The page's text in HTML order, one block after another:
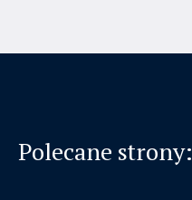
Polecane strony: